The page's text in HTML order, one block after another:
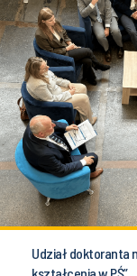
Udział doktoranta